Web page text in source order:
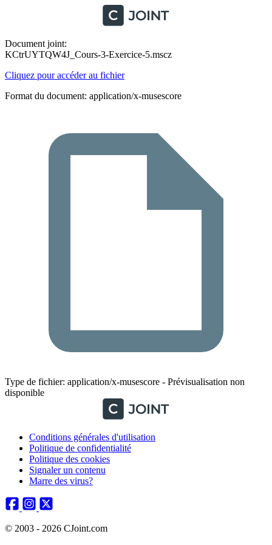
Document joint:
KCtrUYTQW4J_Cours-3-Exercice-5.mscz
Cliquez pour accéder au fichier
Format du document: application/x-musescore
Type de fichier: application/x-musescore - Prévisualisation non
disponible
Conditions générales d'utilisation
Politique de confidentialité
Politique des cookies
Signaler un contenu
Marre des virus?
© 2003 - 2026 CJoint.com